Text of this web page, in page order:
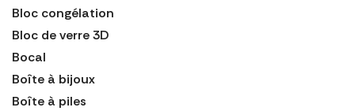
Bloc congélation
Bloc de verre 3D
Bocal
Boîte à bijoux
Boîte à piles